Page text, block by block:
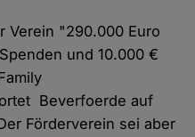
Verein "290.000 Euro
und 10.000 €
Beverfoerde auf
Förderverein sei aber